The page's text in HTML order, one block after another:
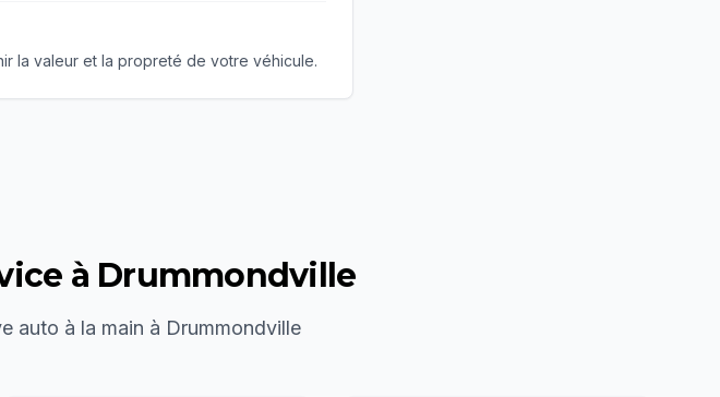
la valeur et la propreté de votre véhicule.
à Drummondville
auto à la main à Drummondville